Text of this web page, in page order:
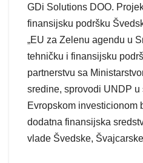
GDi Solutions DOO.
finansijsku podršku
„EU za Zelenu agendu u
tehničku i finansijsku
partnerstvu sa
sredine, sprovodi UNDP
Evropskom investicionom
dodatna finansijska
vlade Švedske,